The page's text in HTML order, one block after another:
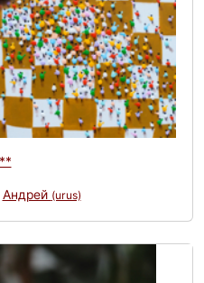
Андрей (urus)